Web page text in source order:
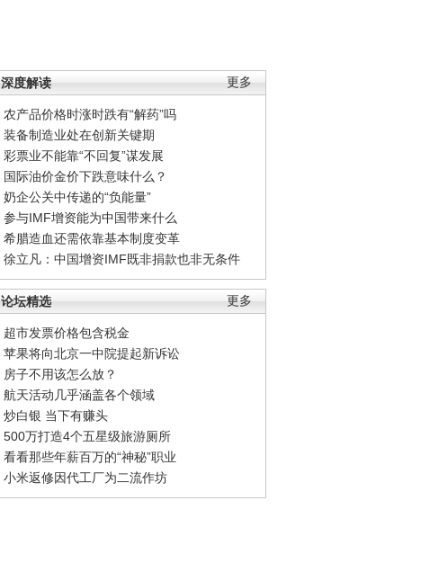
更多
深度解读
农产品价格时涨时跌有“解药”吗
装备制造业处在创新关键期
彩票业不能靠“不回复”谋发展
国际油价金价下跌意味什么？
奶企公关中传递的“负能量”
参与IMF增资能为中国带来什么
希腊造血还需依靠基本制度变革
徐立凡：中国增资IMF既非捐款也非无条件
更多
论坛精选
超市发票价格包含税金
苹果将向北京一中院提起新诉讼
房子不用该怎么放？
航天活动几乎涵盖各个领域
炒白银 当下有赚头
500万打造4个五星级旅游厕所
看看那些年薪百万的“神秘”职业
小米返修因代工厂为二流作坊